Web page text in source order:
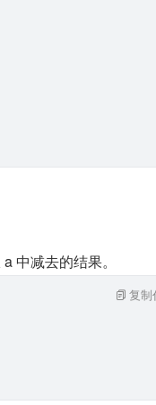
中减去的结果。
复制